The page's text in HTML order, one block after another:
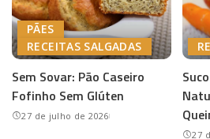
PÃES
RECEITAS SALGADAS
Sem Sovar: Pão Caseiro
Fofinho Sem Glúten
27 de julho de 2026
27